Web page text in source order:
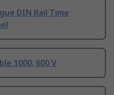
DIN Rail Time
1000, 600 V